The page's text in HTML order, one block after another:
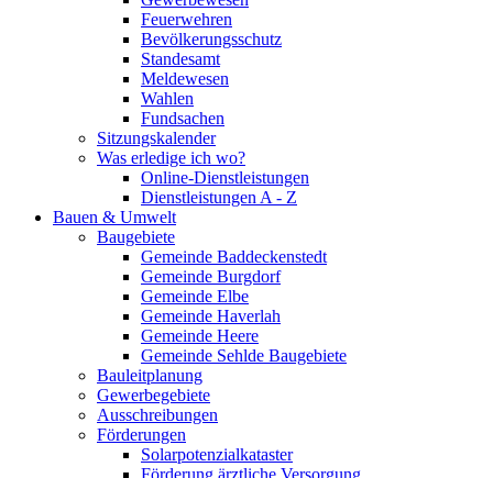
Feuerwehren
Bevölkerungsschutz
Standesamt
Meldewesen
Wahlen
Fundsachen
Sitzungskalender
Was erledige ich wo?
Online-Dienstleistungen
Dienstleistungen A - Z
Bauen & Umwelt
Baugebiete
Gemeinde Baddeckenstedt
Gemeinde Burgdorf
Gemeinde Elbe
Gemeinde Haverlah
Gemeinde Heere
Gemeinde Sehlde Baugebiete
Bauleitplanung
Gewerbegebiete
Ausschreibungen
Förderungen
Solarpotenzialkataster
Förderung ärztliche Versorgung